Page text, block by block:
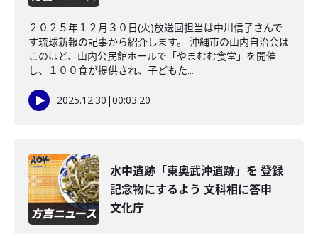
２０２５年１２月３０日(火)放送回担当は中川信子さんで
す琉球新報の記事から紹介します。 沖縄市の山内自治会は
このほど、山内公民館ホールで「やまむむ食堂」を開催
し、１００食が提供され、子どもた...
2025.12.30 |00:03:20
水中遺跡「東奥武沖遺跡」を 登録
記念物にするよう 文科相に答申
文化庁